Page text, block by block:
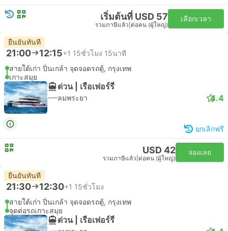
เริ่มต้นที่ USD 57
รวมภาษีแล้ว ต่อคน (ผู้ใหญ่)
เลือกเวลา
ยืนยันทันที
21:00 12:15+1 15ชั่วโมง 15นาที
สายใต้เก่า ปิ่นเกล้า จุดจอดรถตู้, กรุงเทพ
เกาะสมุย
ด่วน | เรือเฟอร์รี่
ลมพระยา 4.4
ยกเลิกฟรี
USD 42
รวมภาษีแล้ว ต่อคน (ผู้ใหญ่)
จองเลย
ยืนยันทันที
21:30 12:30+1 15ชั่วโมง
สายใต้เก่า ปิ่นเกล้า จุดจอดรถตู้, กรุงเทพ
จุดต่อรถเกาะสมุย
ด่วน | เรือเฟอร์รี่